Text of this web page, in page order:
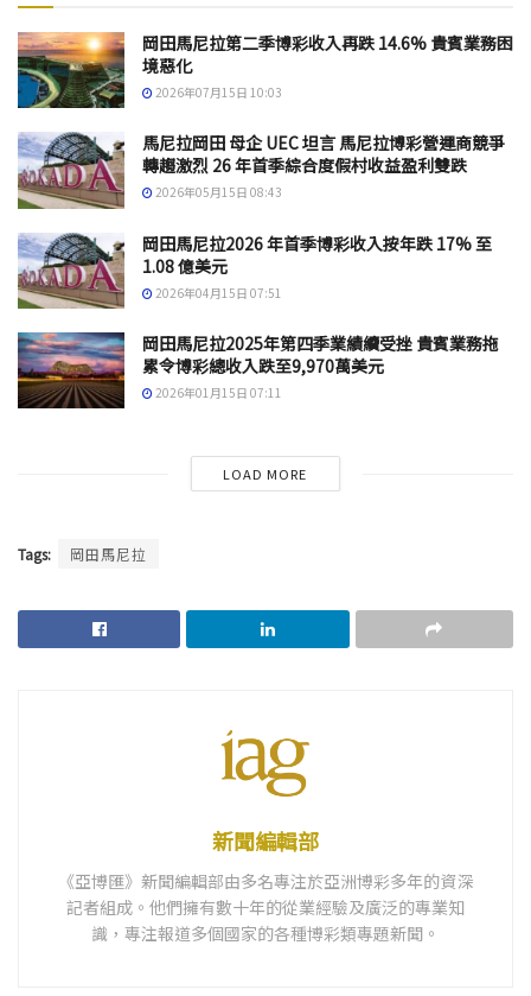
岡田馬尼拉第二季博彩收入再跌 14.6% 貴賓業務困
境惡化
2026年07月15日 10:03
馬尼拉岡田 母企 UEC 坦言 馬尼拉博彩營運商競爭
轉趨激烈 26 年首季綜合度假村收益盈利雙跌
2026年05月15日 08:43
岡田馬尼拉2026 年首季博彩收入按年跌 17% 至
1.08 億美元
2026年04月15日 07:51
岡田馬尼拉2025年第四季業績續受挫 貴賓業務拖
累令博彩總收入跌至9,970萬美元
2026年01月15日 07:11
LOAD MORE
Tags: 岡田馬尼拉
新聞編輯部
《亞博匯》新聞編輯部由多名專注於亞洲博彩多年的資深
記者組成。他們擁有數十年的從業經驗及廣泛的專業知
識，專注報道多個國家的各種博彩類專題新聞。